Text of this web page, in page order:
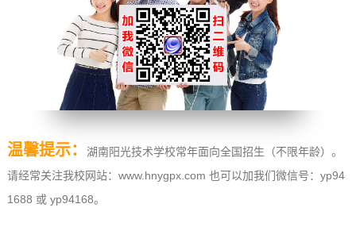
温馨提示：
湖南阳光技术学校常年面向全国招生（不限年龄）。
请经常关注我校网站：www.hnygpx.com 也可以加我们微信号：yp94
1688 或 yp94168。